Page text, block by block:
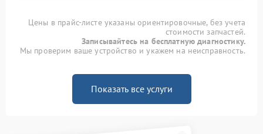
Цены в прайс-листе указаны ориентировочные, без учета
стоимости запчастей.
Записывайтесь на бесплатную диагностику.
Мы проверим ваше устройство и укажем на неисправность.
Показать все услуги